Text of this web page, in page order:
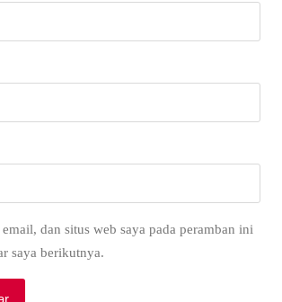
dan situs web saya pada peramban ini
saya berikutnya.